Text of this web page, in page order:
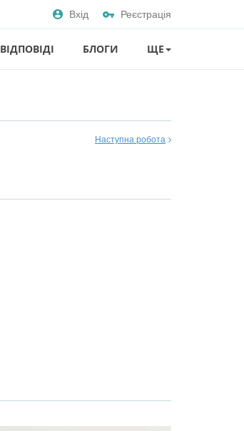
Вхід Реєстрація
ВІДПОВІДІ БЛОГИ ЩЕ
Наступна робота